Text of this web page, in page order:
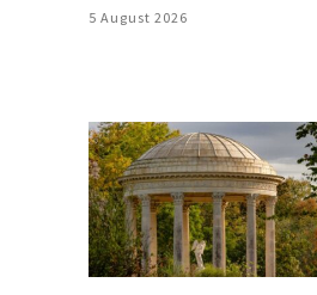
5 August 2026